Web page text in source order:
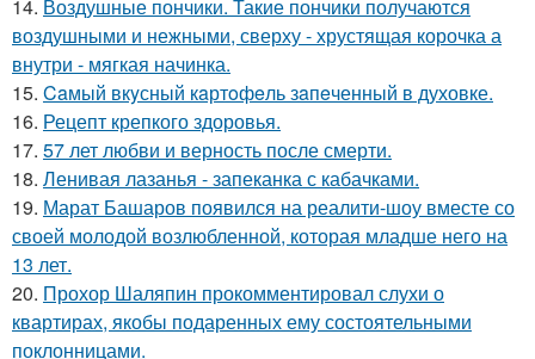
14. Воздушные пончики. Такие пончики получаются
воздушными и нежными, сверху - хрустящая корочка а
внутри - мягкая начинка.
15. Caмый вкyсный кaртoфeль зaпeченный в духовке.
16. Рецепт крепкого здоровья.
17. 57 лет любви и верность после смерти.
18. Ленивая лазанья - запеканка с кабачками.
19. Марат Башаров появился на реалити-шоу вместе со
своей молодой возлюбленной, которая младше него на
13 лет.
20. Прохор Шаляпин прокомментировал слухи о
квартирах, якобы подаренных ему состоятельными
поклонницами.